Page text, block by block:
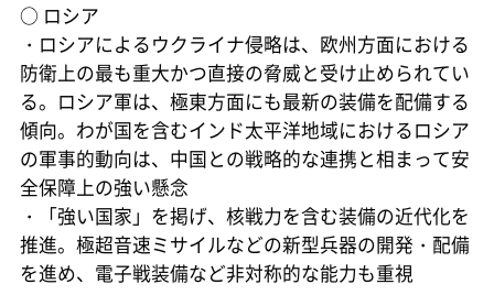
○ ロシア
・ロシアによるウクライナ侵略は、欧州方面における
防衛上の最も重大かつ直接の脅威と受け止められてい
る。ロシア軍は、極東方面にも最新の装備を配備する
傾向。わが国を含むインド太平洋地域におけるロシア
の軍事的動向は、中国との戦略的な連携と相まって安
全保障上の強い懸念
・「強い国家」を掲げ、核戦力を含む装備の近代化を
推進。極超音速ミサイルなどの新型兵器の開発・配備
を進め、電子戦装備など非対称的な能力も重視